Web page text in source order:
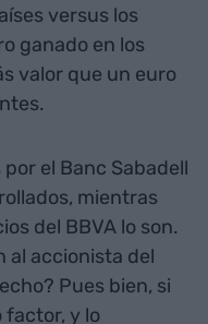
versus los
ganado en los
valor que un euro
el Banc Sabadell
mientras
del BBVA lo son.
al accionista del
Pues bien, si
factor, y lo